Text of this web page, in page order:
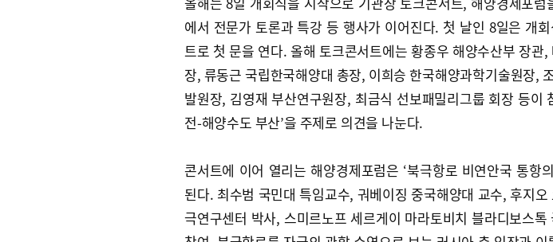
에서 전문가 토론과 특강 등 행사가 이어진다. 첫 날인 8일은 개
트로 첫 문을 연다. 올해 토크콘서트에는 황종우 해양수산부 장관
장, 류동근 국립한국해양대 총장, 이희승 한국해양과학기술원장,
발원장, 김영재 부산연구원장, 최금식 선보패밀리그룹 회장 등이
전-해양수도 부산’을 주제로 의견을 나눈다.
콘서트에 이어 열리는 해양경제포럼은 ‘북극항로 비연안국 통항
된다. 최수범 국민대 특임교수, 궈베이징 중국해양대 교수, 후지
극연구센터 박사, 스미르노프 세르게이 마라토비치 블라디보스톡